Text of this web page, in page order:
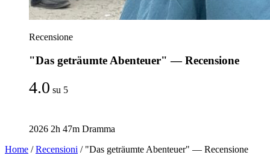
Recensione
"Das geträumte Abenteuer" — Recensione
4.0 su 5
2026 2h 47m Dramma
Home / Recensioni / "Das geträumte Abenteuer" — Recensione